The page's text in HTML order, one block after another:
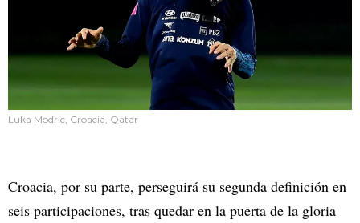
Luka Modric, Croacia, Qatar
Croacia, por su parte, perseguirá su segunda definición en
seis participaciones, tras quedar en la puerta de la gloria